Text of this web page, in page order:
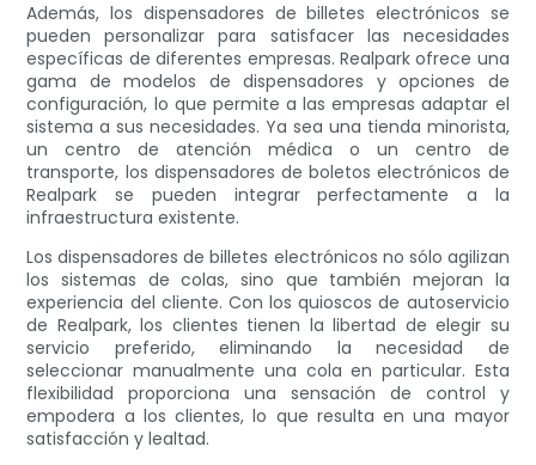
Además, los dispensadores de billetes electrónicos se
pueden personalizar para satisfacer las necesidades
específicas de diferentes empresas. Realpark ofrece una
gama de modelos de dispensadores y opciones de
configuración, lo que permite a las empresas adaptar el
sistema a sus necesidades. Ya sea una tienda minorista,
un centro de atención médica o un centro de
transporte, los dispensadores de boletos electrónicos de
Realpark se pueden integrar perfectamente a la
infraestructura existente.
Los dispensadores de billetes electrónicos no sólo agilizan
los sistemas de colas, sino que también mejoran la
experiencia del cliente. Con los quioscos de autoservicio
de Realpark, los clientes tienen la libertad de elegir su
servicio preferido, eliminando la necesidad de
seleccionar manualmente una cola en particular. Esta
flexibilidad proporciona una sensación de control y
empodera a los clientes, lo que resulta en una mayor
satisfacción y lealtad.